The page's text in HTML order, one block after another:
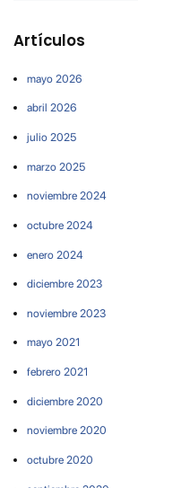
Artículos
mayo 2026
abril 2026
julio 2025
marzo 2025
noviembre 2024
octubre 2024
enero 2024
diciembre 2023
noviembre 2023
mayo 2021
febrero 2021
diciembre 2020
noviembre 2020
octubre 2020